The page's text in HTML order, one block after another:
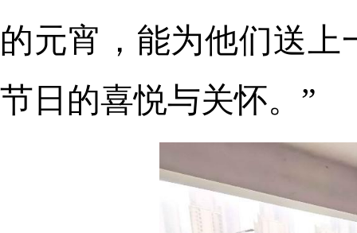
的元宵，能为他们送
节日的喜悦与关怀。”